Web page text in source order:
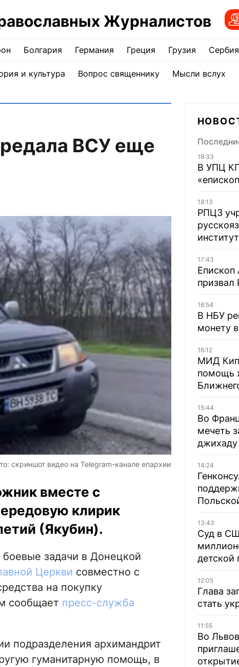
Журналистов
Болгария Германия Греция Грузия Сербия
и культура Вопрос священнику Мысли вслух
ВСУ еще
скриншот видео на Telegram-канале епархии
вместе с
клирик
(Якубин).
задачи в Донецкой
Церкви совместно с
на покупку
сообщает пресс-служба
подразделения архимандрит
гуманитарную помощь, в
18:33
В УПЦ
18:13
РПЦЗ
17:43
Епископ
призвал
16:54
В НБУ
монету
16:12
МИД
помощь
15:44
Во
мечеть
джихаду
14:24
13:43
Суд в
детской
12:05
Глава
стать
11:55
Во